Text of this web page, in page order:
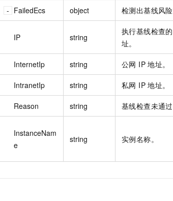
FailedEcs object 检测出基线风险
IP string
执行基线检查
址。
InternetIp string 公网 IP 地址。
IntranetIp string 私网 IP 地址。
Reason string 基线检查未通过
InstanceNam
e
string 实例名称。